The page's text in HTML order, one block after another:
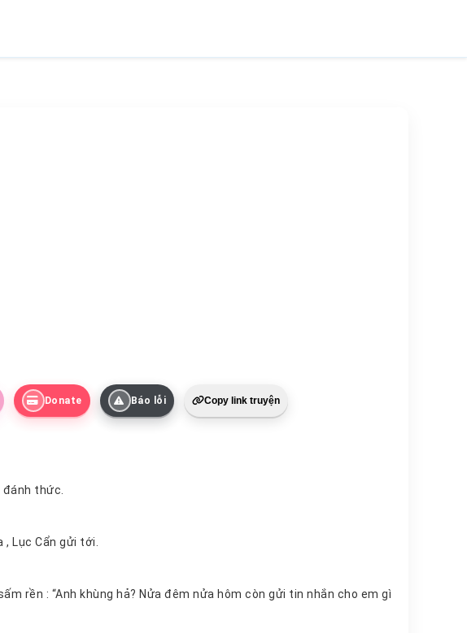
Donate Báo lỗi Copy link truyện
Lúc 3 giờ sáng, âm báo tin nhắn ở bên cạnh gối đầu của đánh thức.
của , Lục Cẩn gửi tới.